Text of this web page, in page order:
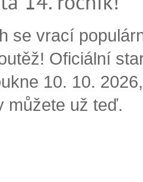
se vrací
Oficiální
10. 10.
můžete už teď.